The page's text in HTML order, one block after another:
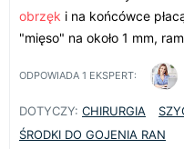
obrzęk i na końcówce
"mięso" na około 1 mm,
ODPOWIADA 1 EKSPERT:
DOTYCZY: CHIRURGIA
ŚRODKI DO GOJENIA RAN